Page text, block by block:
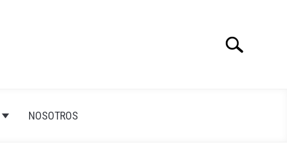
Search
NOSOTROS